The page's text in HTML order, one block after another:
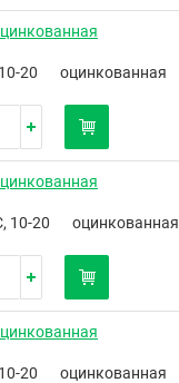
20 оцинкованная
10-20 оцинкованная
20 оцинкованная